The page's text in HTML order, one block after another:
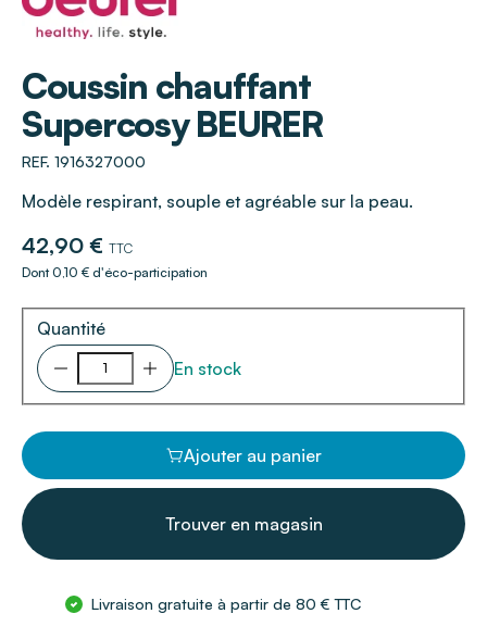
Coussin chauffant
Supercosy BEURER
REF. 1916327000
Modèle respirant, souple et agréable sur la peau.
42,90 € TTC
Dont 0,10 € d'éco-participation
Quantité
En stock
Ajouter au panier
Trouver en magasin
Livraison gratuite à partir de 80 € TTC